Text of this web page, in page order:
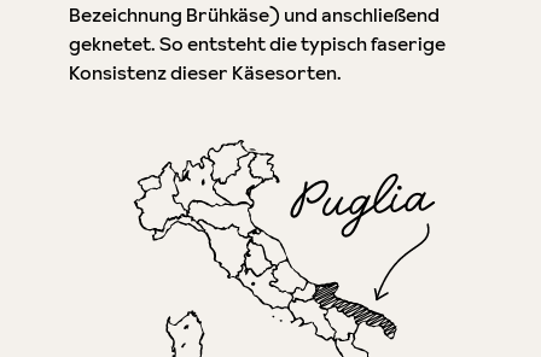
Bezeichnung Brühkäse) und anschließend
geknetet. So entsteht die typisch faserige
Konsistenz dieser Käsesorten.